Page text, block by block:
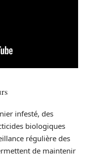
infesté, des
biologiques
régulière des
de maintenir